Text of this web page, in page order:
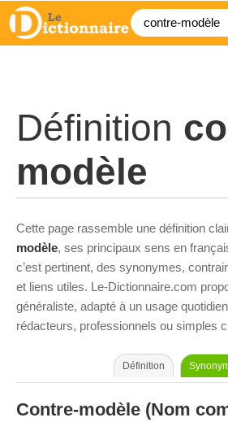
Définition
modèle
Cette page rassemble une définition
modèle, ses principaux sens en
c’est pertinent, des synonymes,
et liens utiles. Le-Dictionnaire.com
généraliste, adapté à un usage
rédacteurs, professionnels ou simples
Définition
Contre-modèle (Nom